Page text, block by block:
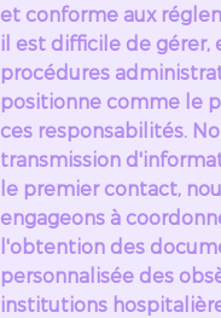
et conforme aux
il est difficile de gérer,
procédures
positionne comme le
ces responsabilités.
transmission
le premier contact,
engageons à
l'obtention des
personnalisée des
institutions